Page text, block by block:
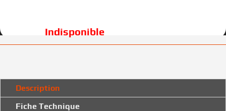
Description
Fiche Technique